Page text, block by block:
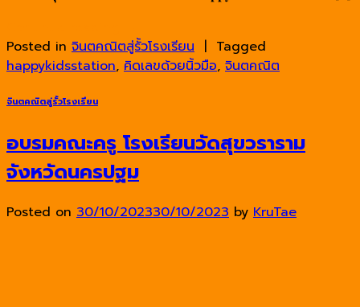
Posted in จินตคณิตสู่รั้วโรงเรียน | Tagged
happykidsstation, คิดเลขด้วยนิ้วมือ, จินตคณิต
จินตคณิตสู่รั้วโรงเรียน
อบรมคณะครู โรงเรียนวัดสุขวราราม
จังหวัดนครปฐม
Posted on 30/10/202330/10/2023 by KruTae